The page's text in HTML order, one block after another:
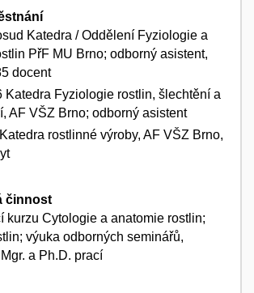
Katedra / Oddělení Fyziologie a
PřF MU Brno; odborný asistent,
docent
Katedra Fyziologie rostlin, šlechtění a
AF VŠZ Brno; odborný asistent
rostlinné výroby, AF VŠZ Brno,
činnost
kurzu Cytologie a anatomie rostlin;
výuka odborných seminářů,
a Ph.D. prací